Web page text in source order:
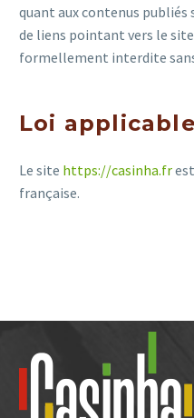
quant aux contenus publiés
de liens pointant vers le site
formellement interdite
Loi applicable
Le site https://casinha.fr
française.